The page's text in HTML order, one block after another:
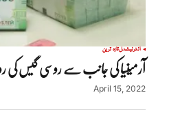
انٹرنیشنلتازہ ترین
آرمینیا کی جانب سے روسی گیس کی
April 15, 2022